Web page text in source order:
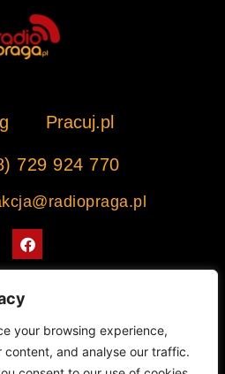
your browsing experience,
content, and analyse our traffic.
Pracuj.pl
729 924 770
F
a
c
o
k
Warszawskiej Pragi
Reserved. Radiopraga.pl